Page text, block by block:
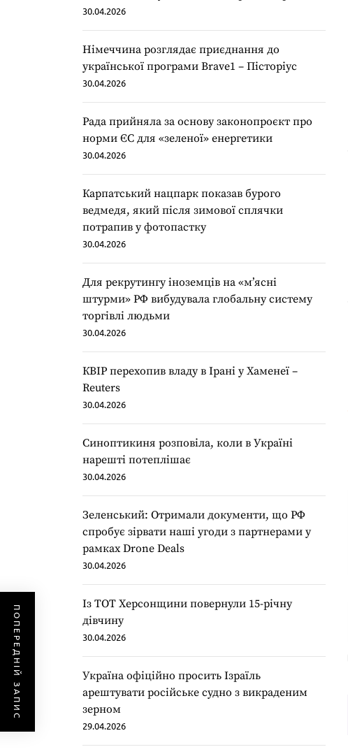
ПОПЕРЕДНІЙ ЗАПИС
30.04.2026
Німеччина розглядає приєднання до
української програми Brave1 – Пісторіус
30.04.2026
Рада прийняла за основу законопроєкт про
норми ЄС для «зеленої» енергетики
30.04.2026
Карпатський нацпарк показав бурого
ведмедя, який після зимової сплячки
потрапив у фотопастку
30.04.2026
Для рекрутингу іноземців на «мʼясні
штурми» РФ вибудувала глобальну систему
торгівлі людьми
30.04.2026
КВІР перехопив владу в Ірані у Хаменеї –
Reuters
30.04.2026
Синоптикиня розповіла, коли в Україні
нарешті потеплішає
30.04.2026
Зеленський: Отримали документи, що РФ
спробує зірвати наші угоди з партнерами у
рамках Drone Deals
30.04.2026
Із ТОТ Херсонщини повернули 15-річну
дівчину
30.04.2026
Україна офіційно просить Ізраїль
арештувати російське судно з викраденим
зерном
29.04.2026